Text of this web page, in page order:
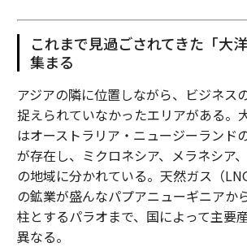
これまで見過ごされてきた「大
集まる
アジアの隣に位置しながら、ビジネス
捉えられていなかったエリアがある。
はオーストラリア・ニュージーランド
が存在し、ミクロネシア、メラネシア
の地域に分かれている。天然ガス（
の鉱業が盛んなパプアニューギニアか
柱とするパラオまで、国によって主要
異なる。